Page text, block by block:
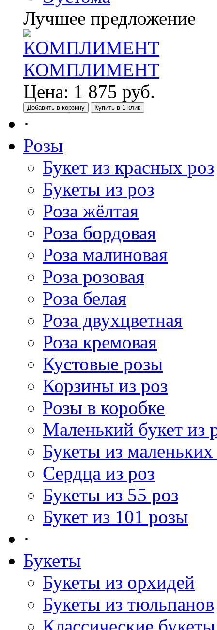
Лучшее предложение
КОМПЛИМЕНТ
Цена: 1 875 руб.
Добавить в корзину Купить в 1 клик
·
Розы
Букет из красных роз
Букеты из роз
Роза жёлтая
Роза бордовая
Роза малиновая
Роза розовая
Роза белая
Роза двухцветная
Роза кремовая
Кустовые розы
Корзины из роз
Розы в коробке
Маленький букет из
Букеты из маленьких
Сердца из роз
Букеты из 55 роз
Букет из 101 розы
·
Букеты
Букеты из орхидей
Букеты из тюльпанов